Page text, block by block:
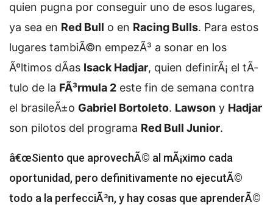
quien pugna por conseguir uno de esos lugares,
ya sea en Red Bull o en Racing Bulls. Para estos
lugares tambiÃ©n empezÃ³ a sonar en los
Ãºltimos dÃ­as Isack Hadjar, quien definirÃ¡ el tÃ­
tulo de la FÃ³rmula 2 este fin de semana contra
el brasileÃ±o Gabriel Bortoleto. Lawson y Hadjar
son pilotos del programa Red Bull Junior.
â€œSiento que aprovechÃ© al mÃ¡ximo cada
oportunidad, pero definitivamente no ejecutÃ©
todo a la perfecciÃ³n, y hay cosas que aprenderÃ©